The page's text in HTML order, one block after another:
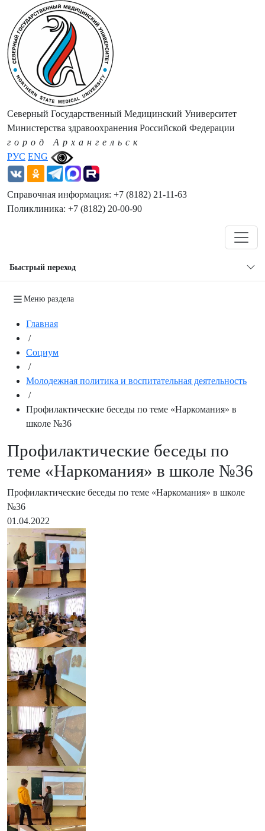
РУС ENG
Северный Государственный Медицинский Университет
Министерства здравоохранения Российской Федерации
город Архангельск
Справочная информация: +7 (8182) 21-11-63
Поликлиника: +7 (8182) 20-00-90
Быстрый переход
Меню раздела
Главная
/
Социум
/
Молодежная политика и воспитательная деятельность
/
Профилактические беседы по теме «Наркомания» в
школе №36
Профилактические беседы по
теме «Наркомания» в школе №36
Профилактические беседы по теме «Наркомания» в школе
№36
01.04.2022